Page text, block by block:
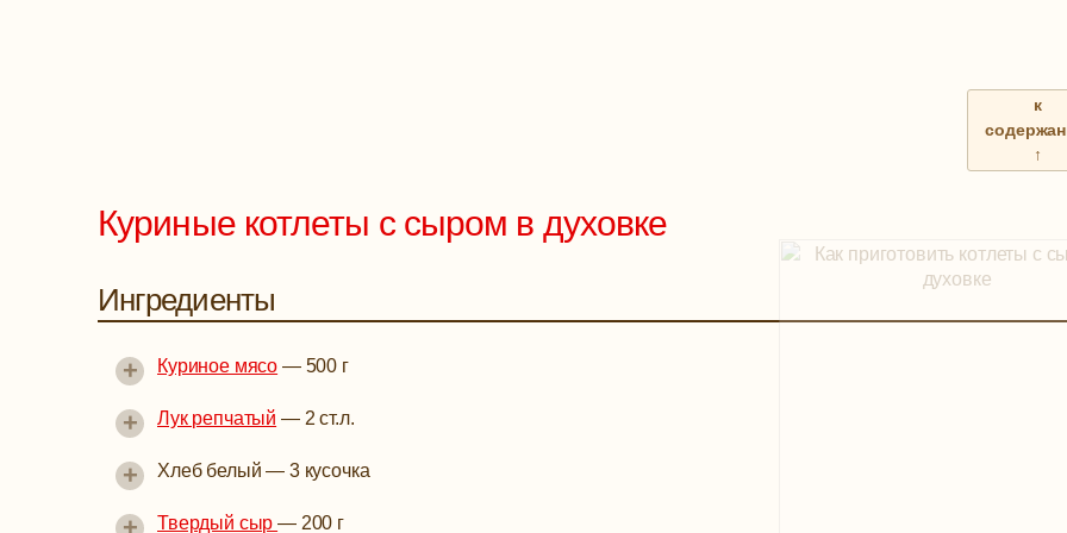
к
↑
Куриные котлеты с сыром в духовке
Ингредиенты
Куриное мясо — 500 г
+
Лук репчатый — 2 ст.л.
+
Хлеб белый — 3 кусочка
+
Твердый сыр— 200 г